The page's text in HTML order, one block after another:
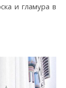
и гламура в